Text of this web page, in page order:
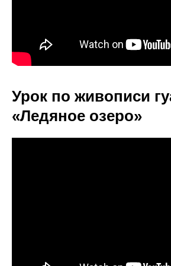
Урок по живописи
«Ледяное озеро»